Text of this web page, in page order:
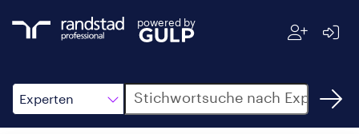
powered by
Experten
Suche